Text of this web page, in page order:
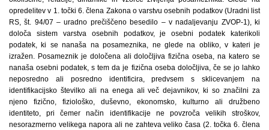
opredelitev v 1. točki 6. člena Zakona o varstvu osebnih podatkov (Uradni list
RS, št. 94/07 – uradno prečiščeno besedilo – v nadaljevanju ZVOP-1), ki
določa sistem varstva osebnih podatkov, je osebni podatek katerikoli
podatek, ki se nanaša na posameznika, ne glede na obliko, v kateri je
izražen. Posameznik je določena ali določljiva fizična oseba, na katero se
nanaša osebni podatek, s tem da je fizična oseba določljiva, če se jo lahko
neposredno ali posredno identificira, predvsem s sklicevanjem na
identifikacijsko številko ali na enega ali več dejavnikov, ki so značilni za
njeno fizično, fiziološko, duševno, ekonomsko, kulturno ali družbeno
identiteto, pri čemer način identifikacije ne povzroča velikih stroškov,
nesorazmerno velikega napora ali ne zahteva veliko časa (2. točka 6. člena